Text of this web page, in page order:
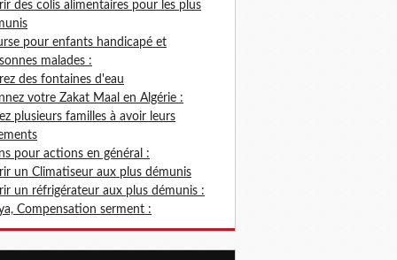
des colis alimentaires pour les plus
pour enfants handicapé et
malades :
des fontaines d'eau
votre Zakat Maal en Algérie :
plusieurs familles à avoir leurs
pour actions en général :
un Climatiseur aux plus démunis
un réfrigérateur aux plus démunis :
Compensation serment :